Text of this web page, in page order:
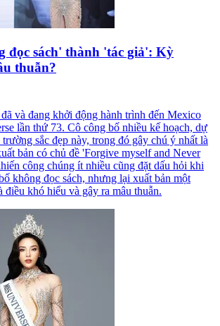
đọc sách' thành 'tác giả': Kỳ
thuẫn?
và đang khởi động hành trình đến Mexico
lần thứ 73. Cô công bố nhiều kế hoạch, dự
trường sắc đẹp này, trong đó gây chú ý nhất là
bản có chủ đề 'Forgive myself and Never
công chúng ít nhiều cũng đặt dấu hỏi khi
không đọc sách, nhưng lại xuất bản một
điều khó hiểu và gây ra mâu thuẫn.